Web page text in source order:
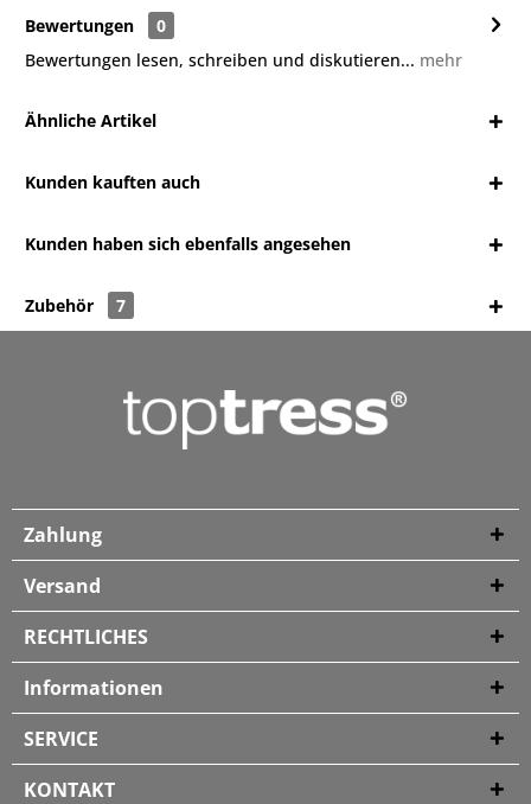
Bewertungen
0
Bewertungen lesen, schreiben und diskutieren... mehr
Ähnliche Artikel
Kunden kauften auch
Kunden haben sich ebenfalls angesehen
Zubehör 7
Zahlung
Versand
RECHTLICHES
Informationen
SERVICE
KONTAKT